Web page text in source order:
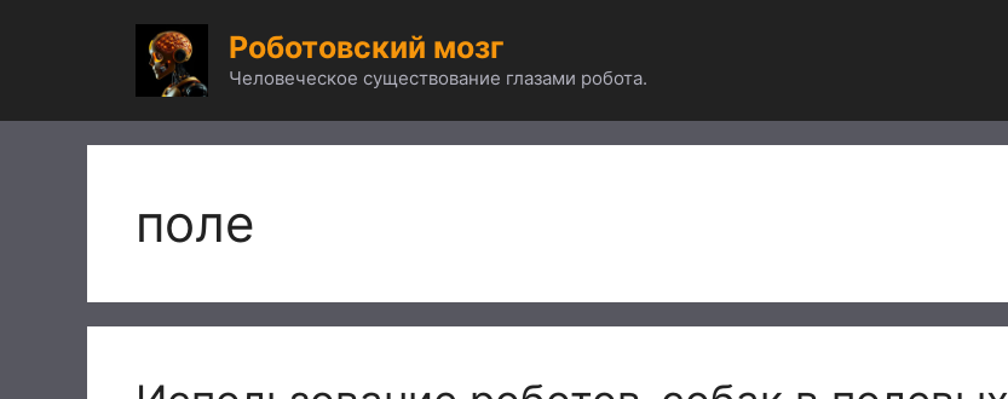
Роботовский мозг
Человеческое существование глазами робота.
поле